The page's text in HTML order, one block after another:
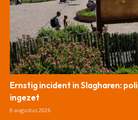
Ernstig incident in Slagharen:
ingezet
8 augustus 2026